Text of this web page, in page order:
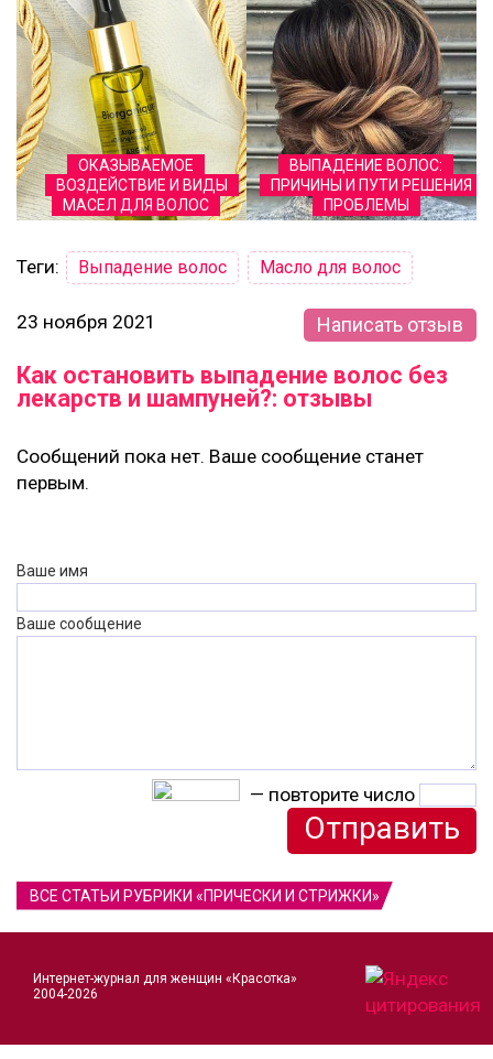
ОКАЗЫВАЕМОЕ
ВОЗДЕЙСТВИЕ И ВИДЫ
МАСЕЛ ДЛЯ ВОЛОС
ВЫПАДЕНИЕ ВОЛОС:
ПРИЧИНЫ И ПУТИ РЕШЕНИЯ
ПРОБЛЕМЫ
Теги: Выпадение волос Масло для волос
23 ноября 2021 Написать отзыв
Как остановить выпадение волос без
лекарств и шампуней?: отзывы
Сообщений пока нет. Ваше сообщение станет
первым.
Ваше имя
Ваше сообщение
— повторите число
ВСЕ СТАТЬИ РУБРИКИ «ПРИЧЕСКИ И СТРИЖКИ»
Интернет-журнал для женщин «Красотка»
2004-2026